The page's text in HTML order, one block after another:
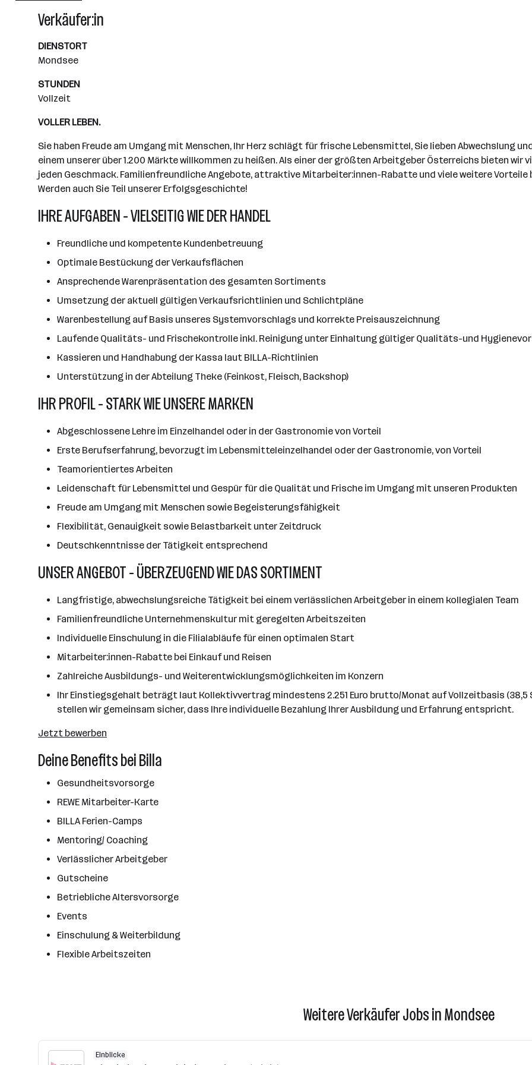
Wiener Neudorf
Verkäufer:in
DIENSTORT
Mondsee
STUNDEN
Vollzeit
VOLLER LEBEN.
Sie haben Freude am Umgang mit Menschen, Ihr Herz schlägt für frische Lebensmittel, Sie lieben Abwechslung
einem unserer über 1.200 Märkte willkommen zu heißen. Als einer der größten Arbeitgeber Österreichs bieten
jeden Geschmack. Familienfreundliche Angebote, attraktive Mitarbeiter:innen-Rabatte und viele weitere
Werden auch Sie Teil unserer Erfolgsgeschichte!
IHRE AUFGABEN - VIELSEITIG WIE DER HANDEL
Freundliche und kompetente Kundenbetreuung
Optimale Bestückung der Verkaufsflächen
Ansprechende Warenpräsentation des gesamten Sortiments
Umsetzung der aktuell gültigen Verkaufsrichtlinien und Schlichtpläne
Warenbestellung auf Basis unseres Systemvorschlags und korrekte Preisauszeichnung
Laufende Qualitäts- und Frischekontrolle inkl. Reinigung unter Einhaltung gültiger Qualitäts-und
Kassieren und Handhabung der Kassa laut BILLA-Richtlinien
Unterstützung in der Abteilung Theke (Feinkost, Fleisch, Backshop)
IHR PROFIL - STARK WIE UNSERE MARKEN
Abgeschlossene Lehre im Einzelhandel oder in der Gastronomie von Vorteil
Erste Berufserfahrung, bevorzugt im Lebensmitteleinzelhandel oder der Gastronomie, von Vorteil
Teamorientiertes Arbeiten
Leidenschaft für Lebensmittel und Gespür für die Qualität und Frische im Umgang mit unseren Produkten
Freude am Umgang mit Menschen sowie Begeisterungsfähigkeit
Flexibilität, Genauigkeit sowie Belastbarkeit unter Zeitdruck
Deutschkenntnisse der Tätigkeit entsprechend
UNSER ANGEBOT - ÜBERZEUGEND WIE DAS SORTIMENT
Langfristige, abwechslungsreiche Tätigkeit bei einem verlässlichen Arbeitgeber in einem kollegialen Team
Familienfreundliche Unternehmenskultur mit geregelten Arbeitszeiten
Individuelle Einschulung in die Filialabläufe für einen optimalen Start
Mitarbeiter:innen-Rabatte bei Einkauf und Reisen
Zahlreiche Ausbildungs- und Weiterentwicklungsmöglichkeiten im Konzern
Ihr Einstiegsgehalt beträgt laut Kollektivvertrag mindestens 2.251 Euro brutto/Monat auf Vollzeitbasis (38,5
stellen wir gemeinsam sicher, dass Ihre individuelle Bezahlung Ihrer Ausbildung und Erfahrung entspricht.
Jetzt bewerben
Deine Benefits bei Billa
Gesundheitsvorsorge
REWE Mitarbeiter-Karte
BILLA Ferien-Camps
Mentoring/ Coaching
Verlässlicher Arbeitgeber
Gutscheine
Betriebliche Altersvorsorge
Events
Einschulung & Weiterbildung
Flexible Arbeitszeiten
Weitere Verkäufer Jobs in Mondsee
Einblicke